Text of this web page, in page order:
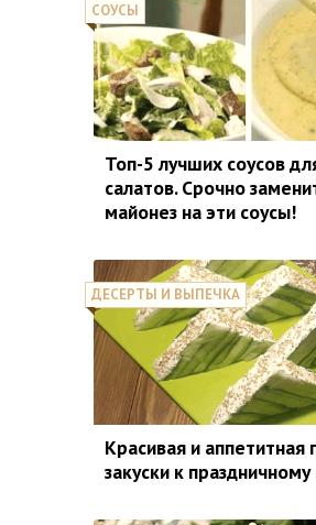
СОУСЫ
Топ-5 лучших соусов
салатов. Срочно
майонез на эти соусы!
ДЕСЕРТЫ И ВЫПЕЧКА
Красивая и аппетитная
закуски к праздничному